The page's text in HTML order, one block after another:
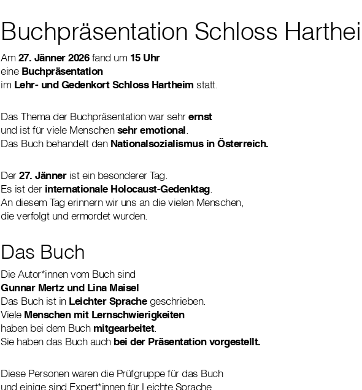
Buchpräsentation Schloss
Am 27. Jänner 2026fand um 15 Uhr
eine Buchpräsentation
im Lehr- und Gedenkort Schloss Hartheim statt.
Das Thema der Buchpräsentation war sehrernst
und ist für viele Menschensehr emotional
Das Buch behandelt den Nationalsozialismus in Österreich.
Der27. Jännerist ein besonderer Tag.
Es ist der internationale Holocaust-Gedenktag.
An diesem Tag erinnern wir uns an die vielen Menschen,
die verfolgt und ermordet wurden.
Das Buch
Die Autor*innen vom Buch sind
Gunnar Mertz und Lina Maisel
Das Buch ist in Leichter Sprachegeschrieben.
Viele Menschen mit Lernschwierigkeiten
haben bei dem Buch mitgearbeitet.
Sie haben das Buch auch bei der Präsentation vorgestellt.
Diese Personen waren die Prüfgruppe für das Buch
und einige sind Expert*innen für Leichte Sprache.